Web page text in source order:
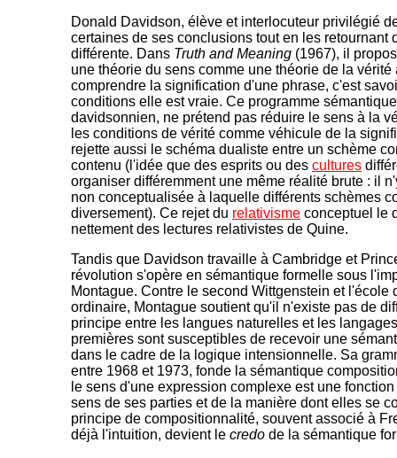
Donald Davidson, élève et interlocuteur privilégié
certaines de ses conclusions tout en les retournant
différente. Dans Truth and Meaning (1967), il
une théorie du sens comme une théorie de la vérité
comprendre la signification d'une phrase, c'est
conditions elle est vraie. Ce programme
davidsonnien, ne prétend pas réduire le sens à la
les conditions de vérité comme véhicule de la
rejette aussi le schéma dualiste entre un schème
contenu (l'idée que des esprits ou des cultures
organiser différemment une même réalité brute : il
non conceptualisée à laquelle différents schèmes
diversement). Ce rejet du relativisme conceptuel le
nettement des lectures relativistes de Quine.
Tandis que Davidson travaille à Cambridge et
révolution s'opère en sémantique formelle sous
Montague. Contre le second Wittgenstein et l'école
ordinaire, Montague soutient qu'il n'existe pas de
principe entre les langues naturelles et les
premières sont susceptibles de recevoir une
dans le cadre de la logique intensionnelle. Sa
entre 1968 et 1973, fonde la sémantique
le sens d'une expression complexe est une
sens de ses parties et de la manière dont elles se
principe de compositionnalité, souvent associé à
déjà l'intuition, devient le credo de la sémantique